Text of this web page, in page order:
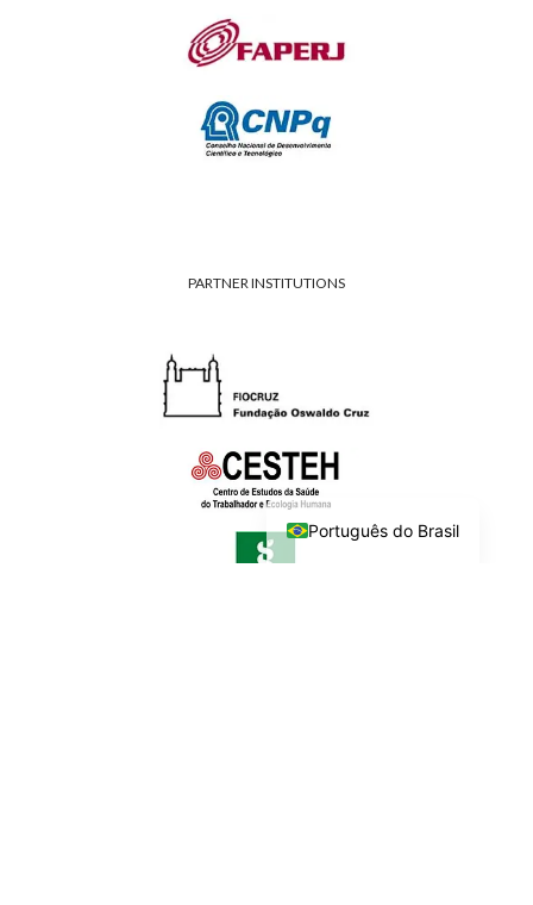
PARTNER INSTITUTIONS
Português do Brasil